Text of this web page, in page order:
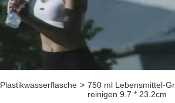
Plastikwasserflasche > 750 ml Lebensmittel-
reinigen 9.7 * 23.2cm